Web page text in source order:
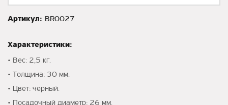
Артикул: BR0027
Характеристики:
• Вес: 2,5 кг.
• Толщина: 30 мм.
• Цвет: черный.
• Посадочный диаметр: 26 мм.